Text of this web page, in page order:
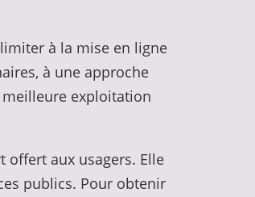
à la mise en ligne
à une approche
meilleure exploitation
offert aux usagers. Elle
publics. Pour obtenir